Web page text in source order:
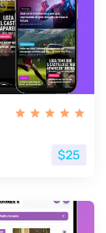
$25